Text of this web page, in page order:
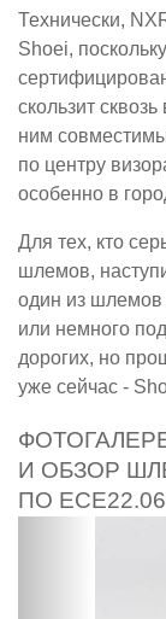
Технически,
Shoei,
скользит
ним
по центру
особенно в
Для тех, кто
шлемов,
один из шлемов
или немного
дорогих, но
уже сейчас -
И ОБЗОР
ПО